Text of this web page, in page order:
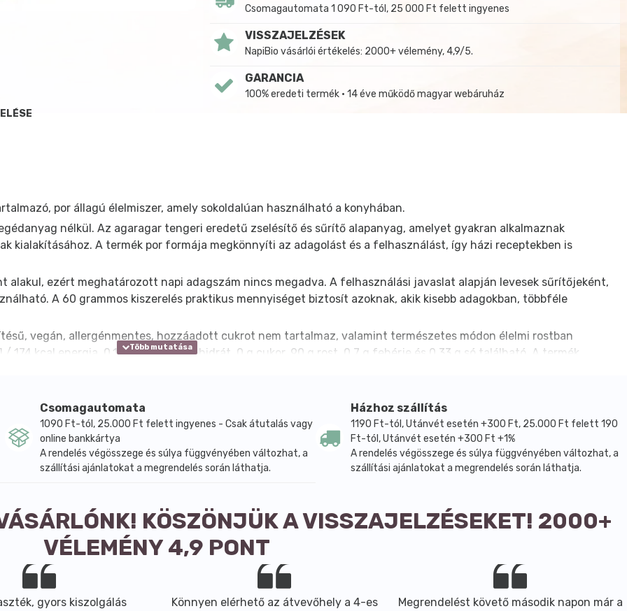
Csomagautomata 1 090 Ft-tól, 25 000 Ft felett ingyenes
VISSZAJELZÉSEK
NapiBio vásárlói értékelés: 2000+ vélemény, 4,9/5.
GARANCIA
100% eredeti termék • 14 éve működő magyar webáruház
por állagú élelmiszer, amely sokoldalúan használható a konyhában.
nélkül. Az agaragar tengeri eredetű zselésítő és sűrítő alapanyag, amelyet gyakran alkalmaznak
kialakításához. A termék por formája megkönnyíti az adagolást és a felhasználást, így házi receptekben is
alakul, ezért meghatározott napi adagszám nincs megadva. A felhasználási javaslat alapján levesek sűrítőjeként,
A 60 grammos kiszerelés praktikus mennyiséget biztosít azoknak, akik kisebb adagokban, többféle
vegán, allergénmentes, hozzáadott cukrot nem tartalmaz, valamint természetes módon élelmi rostban
kcal energia, 0,1 g zsír, 0 g szénhidrát, 0 g cukor, 90 g rost, 0,7 g fehérje és 0,33 g só található. A termék
feltüntetve
Csomagautomata
1090 Ft-tól, 25.000 Ft felett ingyenes - Csak átutalás vagy
online bankkártya
A rendelés végösszege és súlya függvényében változhat, a
szállítási ajánlatokat a megrendelés során láthatja.
Házhoz szállítás
1190 Ft-tól, Utánvét esetén +300 Ft, 25.000 Ft felett 190
Ft-tól, Utánvét esetén +300 Ft +1%
A rendelés végösszege és súlya függvényében változhat, a
szállítási ajánlatokat a megrendelés során láthatja.
KÖSZÖNJÜK A VISSZAJELZÉSEKET! 2000+
VÉLEMÉNY 4,9 PONT
gyors kiszolgálás Könnyen elérhető az átvevőhely a 4-es Megrendelést követő második napon már a